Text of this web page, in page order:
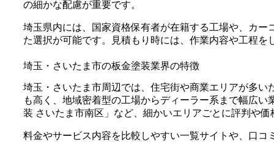
の細かな配慮が重要です。
埼玉県内には、国家資格保有者が在籍する工場や、カ
た選択が可能です。見積もり時には、作業内容や工程
埼玉・さいたま市の板金塗装業界の特徴
埼玉・さいたま市周辺では、住宅街や商業エリアが多
も高く、地域密着型の工場からディーラー系まで幅広
装 さいたま市南区」など、細かいエリアごとに評判や
料金やサービス内容を比較しやすい一覧サイトや、口